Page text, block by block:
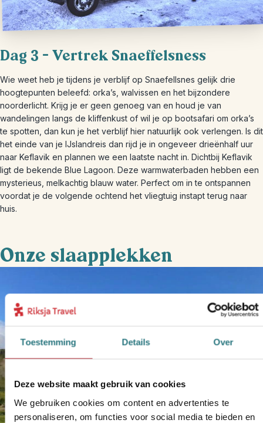
Toestemming Details Over
Deze website maakt gebruik van cookies
We gebruiken cookies om content en advertenties te
personaliseren, om functies voor social media te bieden en
Dag 3 – Vertrek Snaeffelsness
Wie weet heb je tijdens je verblijf op Snaefellsnes gelijk drie
hoogtepunten beleefd: orka’s, walvissen en het bijzondere
noorderlicht. Krijg je er geen genoeg van en houd je van
wandelingen langs de kliffenkust of wil je op bootsafari om orka’s
te spotten, dan kun je het verblijf hier natuurlijk ook verlengen. Is dit
het einde van je IJslandreis dan rijd je in ongeveer drieënhalf uur
naar Keflavik en plannen we een laatste nacht in. Dichtbij Keflavik
ligt de bekende Blue Lagoon. Deze warmwaterbaden hebben een
mysterieus, melkachtig blauw water. Perfect om in te ontspannen
voordat je de volgende ochtend het vliegtuig instapt terug naar
huis.
Onze slaapplekken